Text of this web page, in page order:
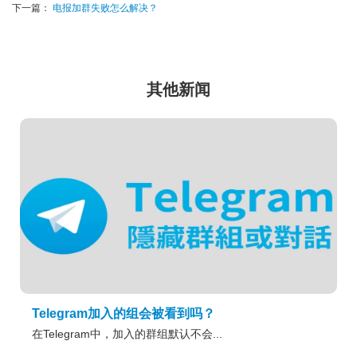
下一篇： 电报加群失败怎么解决？
其他新闻
Telegram加入的组会被看到吗？
在Telegram中，加入的群组默认不会...